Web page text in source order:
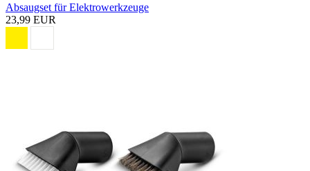
Absaugset für Elektrowerkzeuge
23,99 EUR